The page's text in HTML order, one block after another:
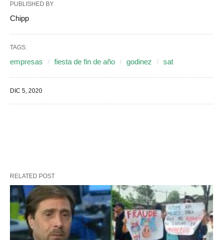
PUBLISHED BY
Chipp
TAGS:
empresas fiesta de fin de año godinez sat
DIC 5, 2020
RELATED POST